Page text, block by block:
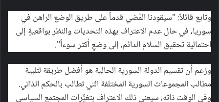
وتابع قائلاً: "سيقودنا المُضي قدماً على طريق الوضع الراهن في
سوريا، في حال عدم الاعتراف بهذه التحديات والنظر بواقعيةٍ إلى
احتمالية تحقيق السلام الدائم، إلى وضعٍ أكثر سوءاً".
وزعم أن تقسيم الدولة السورية الحالية هو أفضل طريقة لتلبية
مطالب المجموعات السورية المختلفة التي تطالب بالحكم الذاتي.
وفي الوقت ذاته، سيعني ذلك الاعتراف بتغيُّرات المجتمع السياسي